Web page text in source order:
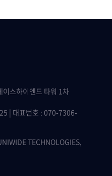
이스하이엔드 타워 1차
| 대표번호 : 070-7306-
TECHNOLOGIES,